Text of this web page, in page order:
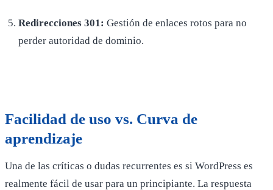
Redirecciones 301: Gestión de enlaces rotos para no
perder autoridad de dominio.
Facilidad de uso vs. Curva de
aprendizaje
Una de las críticas o dudas recurrentes es si WordPress es
realmente fácil de usar para un principiante. La respuesta